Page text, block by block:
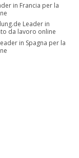
in Francia per la
Leader in
da lavoro online
in Spagna per la